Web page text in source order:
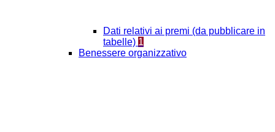
Dati relativi ai premi (da pubblicare in
tabelle) 1
Benessere organizzativo